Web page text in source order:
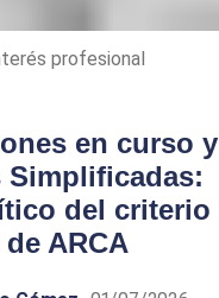
profesional
en curso y
Simplificadas:
del criterio
ARCA